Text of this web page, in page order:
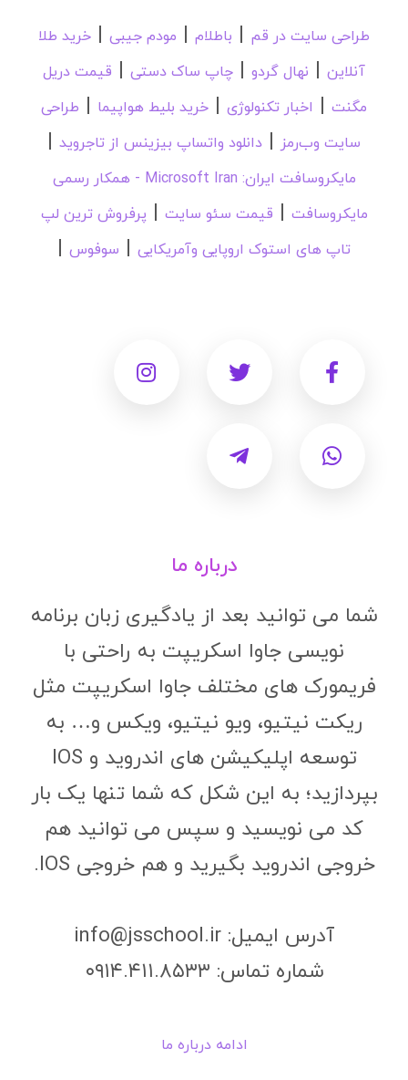
طراحی سایت در قم | باطلام | مودم جیبی | خرید طلا
آنلاین | نهال گردو | چاپ ساک دستی | قیمت دریل
مگنت | اخبار تکنولوژی | خرید بلیط هواپیما | طراحی
سایت وب‌رمز | دانلود واتساپ بیزینس از تاجروید |
مایکروسافت ایران: Microsoft Iran - همکار رسمی
مایکروسافت | قیمت سئو سایت |پرفروش ترین لپ
تاپ های استوک اروپایی وآمریکایی | سوفوس |
درباره ما
شما می توانید بعد از یادگیری زبان برنامه
نویسی جاوا اسکریپت به راحتی با
فریمورک های مختلف جاوا اسکریپت مثل
ریکت نیتیو، ویو نیتیو، ویکس و… به
توسعه اپلیکیشن های اندروید و IOS
بپردازید؛ به این شکل که شما تنها یک بار
کد می نویسید و سپس می توانید هم
خروجی اندروید بگیرید و هم خروجی IOS.
آدرس ایمیل: info@jsschool.ir
شماره تماس: ۰۹۱۴.۴۱۱.۸۵۳۳
ادامه درباره ما